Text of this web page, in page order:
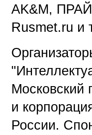
AK&M,
Rusmet.ru и
Московский
и
России.